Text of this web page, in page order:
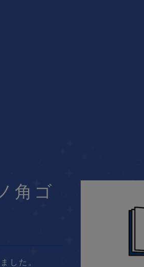
角ゴ
した。